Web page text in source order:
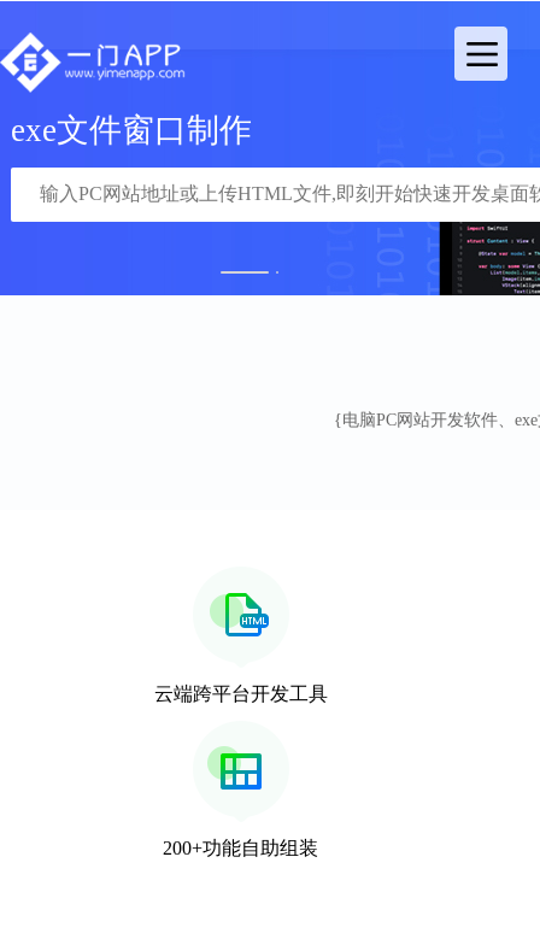
exe文件窗口制作
{电脑PC网站开发软件、
云端跨平台开发工具
200+功能自助组装